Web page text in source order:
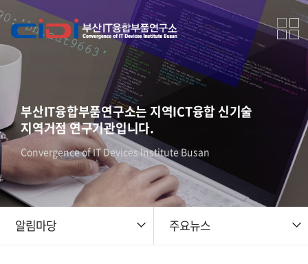
부산IT융합부품연구소는 지역ICT융합 신기술
지역거점 연구기관입니다.
Convergence of IT Devices Institute Busan
알림마당 주요뉴스